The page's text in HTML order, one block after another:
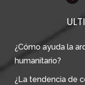
¿Cómo ayuda la
humanitario?
¿La tendencia de